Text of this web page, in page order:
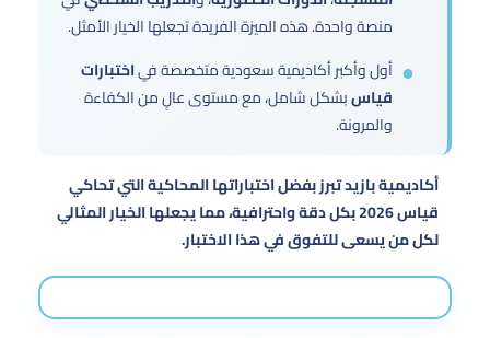
منصة واحدة. هذه الميزة الفريدة تجعلها الخيار الأمثل.
أول وأكبر أكاديمية سعودية متخصصة فياختبارات
قياسبشكل شامل، مع مستوى عالٍ من الكفاءة
والمرونة.
أكاديمية بازيد تبرز بفضل اختباراتها المحاكية التي تحاكي
قياس 2026 بكل دقة واحترافية، مما يجعلها الخيار المثالي
لكل من يسعى للتفوق في هذا الاختبار.